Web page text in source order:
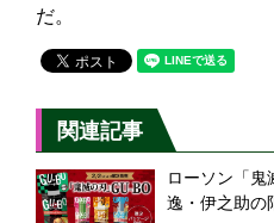
だ。
関連記事
ローソン「
逸・伊之助の